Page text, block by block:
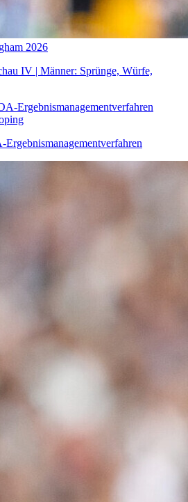
2026
IV | Männer: Sprünge, Würfe,